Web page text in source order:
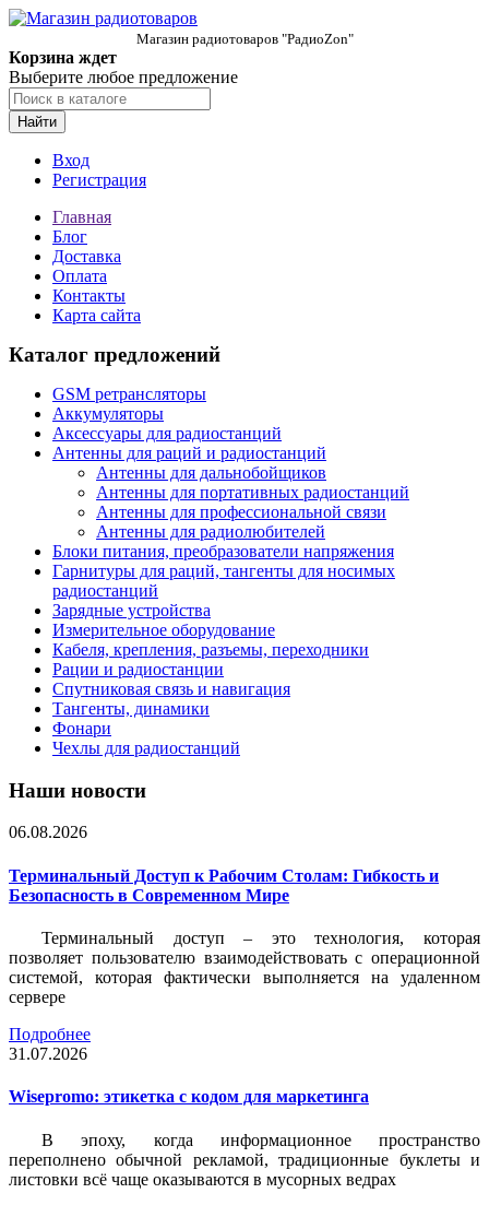
Магазин радиотоваров "РадиоZon"
Корзина ждет
Выберите любое предложение
Найти
Вход
Регистрация
Главная
Блог
Доставка
Оплата
Контакты
Карта сайта
Каталог предложений
GSM ретрансляторы
Аккумуляторы
Аксессуары для радиостанций
Антенны для раций и радиостанций
Антенны для дальнобойщиков
Антенны для портативных радиостанций
Антенны для профессиональной связи
Антенны для радиолюбителей
Блоки питания, преобразователи напряжения
Гарнитуры для раций, тангенты для носимых
радиостанций
Зарядные устройства
Измерительное оборудование
Кабеля, крепления, разъемы, переходники
Рации и радиостанции
Спутниковая связь и навигация
Тангенты, динамики
Фонари
Чехлы для радиостанций
Наши новости
06.08.2026
Терминальный Доступ к Рабочим Столам: Гибкость и
Безопасность в Современном Мире
Терминальный доступ – это технология, которая
позволяет пользователю взаимодействовать с операционной
системой, которая фактически выполняется на удаленном
сервере
Подробнее
31.07.2026
Wisepromo: этикетка c кодом для маркетинга
В эпоху, когда информационное пространство
переполнено обычной рекламой, традиционные буклеты и
листовки всё чаще оказываются в мусорных ведрах